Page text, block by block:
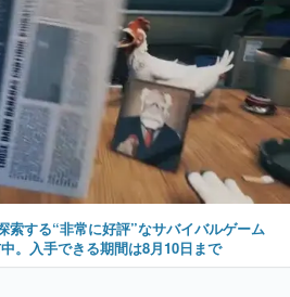
索する“非常に好評”なサバイバルゲーム
。入手できる期間は8月10日まで